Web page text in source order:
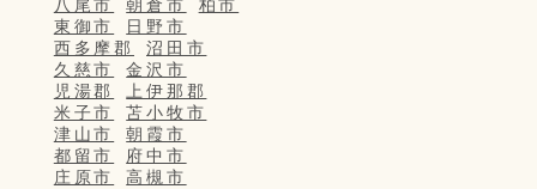
八尾市
朝倉市
柏市
東御市
日野市
西多摩郡
沼田市
久慈市
金沢市
児湯郡
上伊那郡
米子市
苫小牧市
津山市
朝霞市
都留市
府中市
庄原市
高槻市